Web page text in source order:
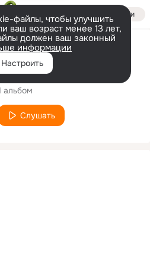
Войти
файлы, чтобы улучшить
ваш возраст менее 13 лет,
должен ваш законный
информации
Настроить
3
альбом
Слушать